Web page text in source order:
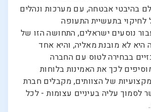
בהיבטי אבטחה, עם מערכות ונהלים
לחיקוי בתעשיית התעופה
נוסעים ישראלים, התחושה הזו של
היא לא מובנת מאליה, והיא אחד
בבחירה לטוס עם החברה
לכך את האמינות בלוחות
של הצוותים, מקבלים חברת
עליה בעיניים עצומות - לכל